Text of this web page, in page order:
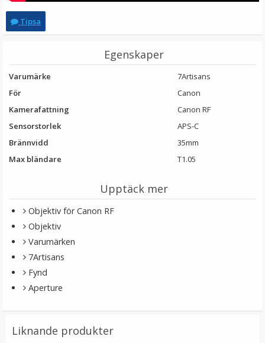
Tipsa
Egenskaper
Varumärke
7Artisans
För
Canon
Kamerafattning
Canon RF
Sensorstorlek
APS-C
Brännvidd
35mm
Max bländare
T1.05
Upptäck mer
Objektiv för Canon RF
Objektiv
Varumärken
7Artisans
Fynd
Aperture
Liknande produkter